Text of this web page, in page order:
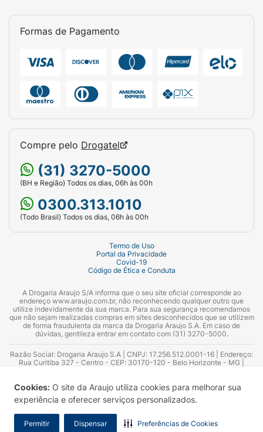
Cookies: O site da Araujo utiliza cookies para melhorar sua
experiência e oferecer serviços personalizados.
Permitir Dispensar Preferências de Cookies
Formas de Pagamento
Compre pelo Drogatel
(31) 3270-5000
(BH e Região) Todos os dias, 06h às 00h
0300.313.1010
(Todo Brasil) Todos os dias, 06h às 00h
Termo de Uso
Portal da Privacidade
Covid-19
Código de Ética e Conduta
A Drogaria Araujo S/A informa que o seu site oficial corresponde ao
endereço www.araujo.com.br, não reconhecendo qualquer outro que
utilize indevidamente da sua marca. Para sua segurança recomendamos
que não sejam realizadas compras em sites desconhecidos que se utilizem
de forma fraudulenta da marca da Drogaria Araujo S.A. Em caso de
dúvidas, gentileza entrar em contato com (31) 3270-5000.
Razão Social: Drogaria Araujo S.A | CNPJ: 17.256.512.0001-16 | Endereço:
Rua Curitiba 327 - Centro - CEP: 30170-120 - Belo Horizonte - MG |
Azevedo Guimarães – CRF 10.965 | Yasmin Silva Alvarenga – CRF 52.584 -
Consultor substituto: Thiago Aguiar Pinheiro - CRF Nº 13.748. Alvará
Sanitário: 2025020713 | Autorização de Funcionamento da Empresa (AFE):